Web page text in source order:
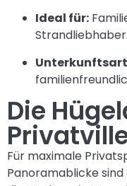
Ideal für:
Strandliebhaber.
Die
Für maximale
Panoramablicke